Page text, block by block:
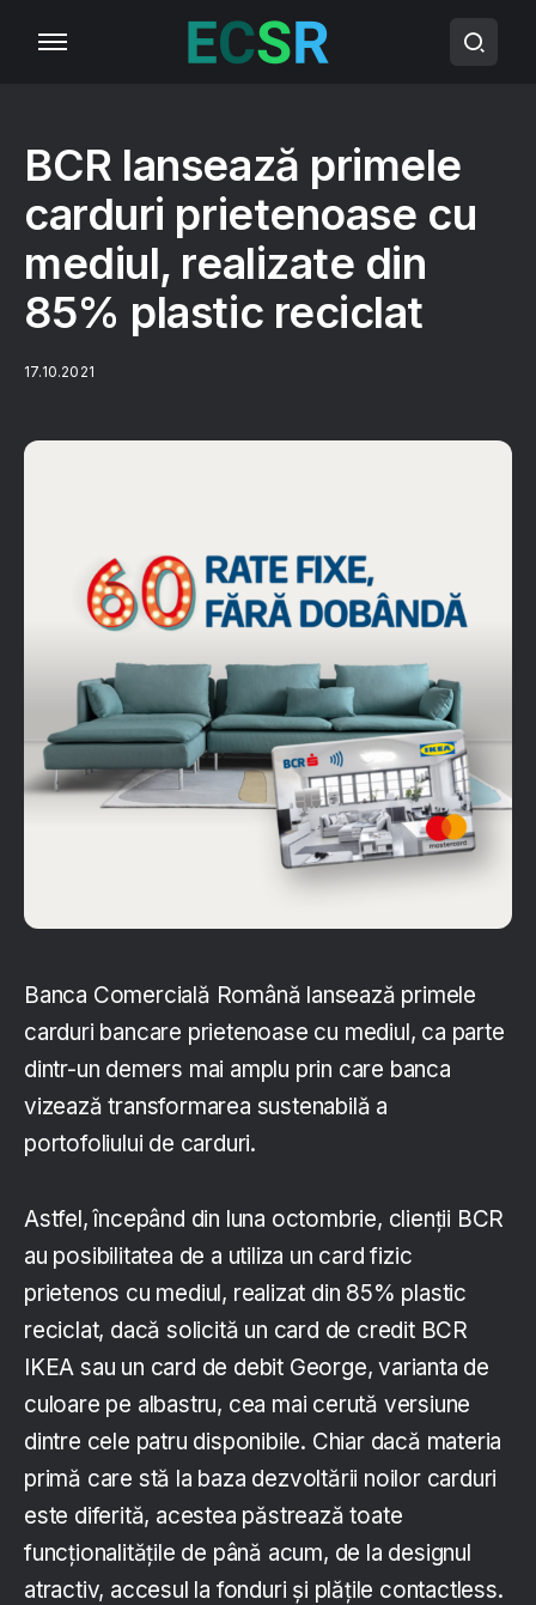
BCR lansează primele
carduri prietenoase cu
mediul, realizate din
85% plastic reciclat
17.10.2021
Banca Comercială Română lansează primele
carduri bancare prietenoase cu mediul, ca parte
dintr-un demers mai amplu prin care banca
vizează transformarea sustenabilă a
portofoliului de carduri.
Astfel, începând din luna octombrie, clienții BCR
au posibilitatea de a utiliza un card fizic
prietenos cu mediul, realizat din 85% plastic
reciclat, dacă solicită un card de credit BCR
IKEA sau un card de debit George, varianta de
culoare pe albastru, cea mai cerută versiune
dintre cele patru disponibile. Chiar dacă materia
primă care stă la baza dezvoltării noilor carduri
este diferită, acestea păstrează toate
funcționalitățile de până acum, de la designul
atractiv, accesul la fonduri și plățile contactless.